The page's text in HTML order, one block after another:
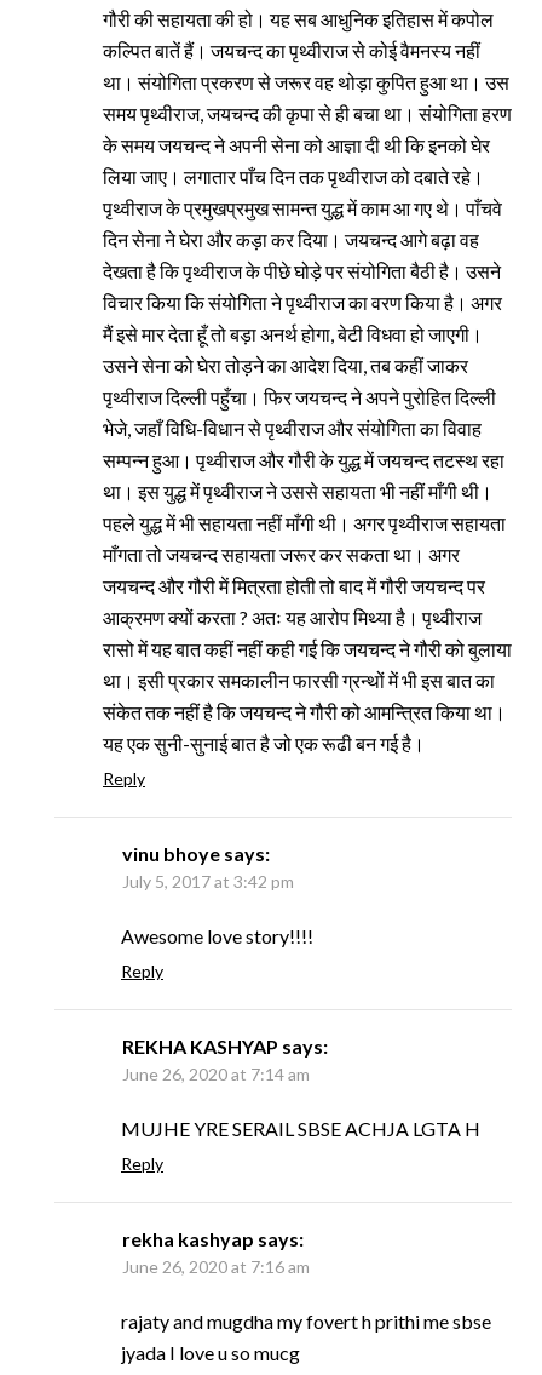
गौरी की सहायता की हो। यह सब आधुनिक इतिहास में कपोल
कल्पित बातें हैं। जयचन्द का पृथ्वीराज से कोई वैमनस्य नहीं
था। संयोगिता प्रकरण से जरूर वह थोड़ा कुपित हुआ था। उस
समय पृथ्वीराज, जयचन्द की कृपा से ही बचा था। संयोगिता हरण
के समय जयचन्द ने अपनी सेना को आज्ञा दी थी कि इनको घेर
लिया जाए। लगातार पाँच दिन तक पृथ्वीराज को दबाते रहे।
पृथ्वीराज के प्रमुखप्रमुख सामन्त युद्ध में काम आ गए थे। पाँचवे
दिन सेना ने घेरा और कड़ा कर दिया। जयचन्द आगे बढ़ा वह
देखता है कि पृथ्वीराज के पीछे घोड़े पर संयोगिता बैठी है। उसने
विचार किया कि संयोगिता ने पृथ्वीराज का वरण किया है। अगर
मैं इसे मार देता हूँ तो बड़ा अनर्थ होगा, बेटी विधवा हो जाएगी।
उसने सेना को घेरा तोड़ने का आदेश दिया, तब कहीं जाकर
पृथ्वीराज दिल्ली पहुँचा। फिर जयचन्द ने अपने पुरोहित दिल्ली
भेजे, जहाँ विधि-विधान से पृथ्वीराज और संयोगिता का विवाह
सम्पन्न हुआ। पृथ्वीराज और गौरी के युद्ध में जयचन्द तटस्थ रहा
था। इस युद्ध में पृथ्वीराज ने उससे सहायता भी नहीं माँगी थी।
पहले युद्ध में भी सहायता नहीं माँगी थी। अगर पृथ्वीराज सहायता
माँगता तो जयचन्द सहायता जरूर कर सकता था। अगर
जयचन्द और गौरी में मित्रता होती तो बाद में गौरी जयचन्द पर
आक्रमण क्यों करता ? अतः यह आरोप मिथ्या है। पृथ्वीराज
रासो में यह बात कहीं नहीं कही गई कि जयचन्द ने गौरी को बुलाया
था। इसी प्रकार समकालीन फारसी ग्रन्थों में भी इस बात का
संकेत तक नहीं है कि जयचन्द ने गौरी को आमन्त्रित किया था।
यह एक सुनी-सुनाई बात है जो एक रूढी बन गई है।
Reply
vinu bhoye says:
July 5, 2017 at 3:42 pm
Awesome love story!!!!
Reply
REKHA KASHYAP says:
June 26, 2020 at 7:14 am
MUJHE YRE SERAIL SBSE ACHJA LGTA H
Reply
rekha kashyap says:
June 26, 2020 at 7:16 am
rajaty and mugdha my fovert h prithi me sbse
jyada I love u so mucg